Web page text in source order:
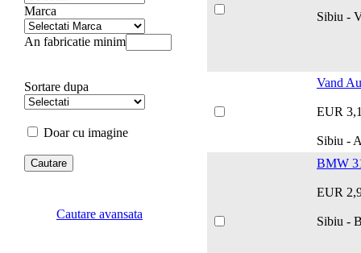
Marca
An fabricatie minim
Sortare dupa
Doar cu imagine
Cautare avansata
Sibiu -
Vand
EUR
Sibiu -
BMW
EUR
Sibiu -